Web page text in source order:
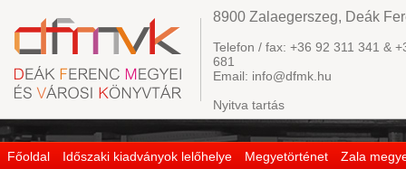
Főoldal Időszaki kiadványok lelőhelye Megyetörténet Zala
8900 Zalaegerszeg, Deák
Telefon / fax: +36 92 311 341 &
681
Email: info@dfmk.hu
Nyitva tartás